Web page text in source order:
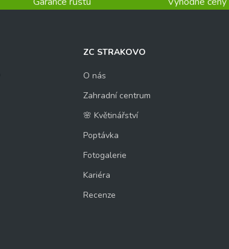
ZC STRAKOVO
O nás
Zahradní centrum
🌸 Květinářství
Poptávka
Fotogalerie
Kariéra
Recenze